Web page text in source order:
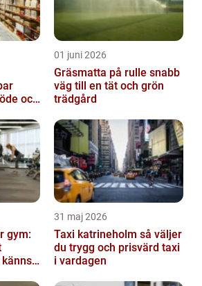
och
01 juni 2026
Gräsmatta på rulle snabb
väg till en tät och grön
trädgård
gym:
i
31 maj 2026
Taxi katrineholm så väljer
du trygg och prisvärd taxi
i vardagen